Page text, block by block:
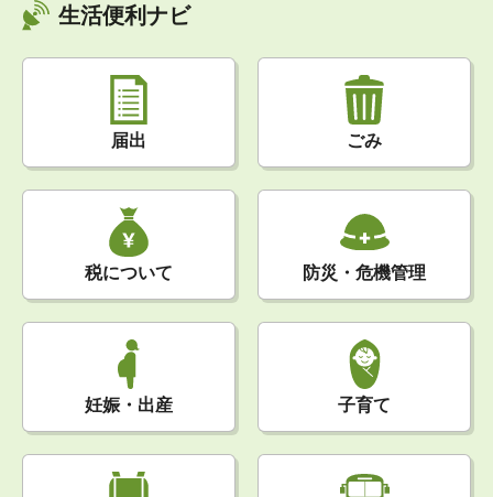
生活便利ナビ
届出 ごみ
税について 防災・危機管理
妊娠・出産 子育て